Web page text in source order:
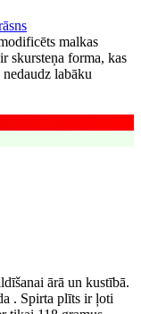
malkas
skursteņa forma, kas
labāku
ārā un kustībā.
. Spirta plīts ir ļoti